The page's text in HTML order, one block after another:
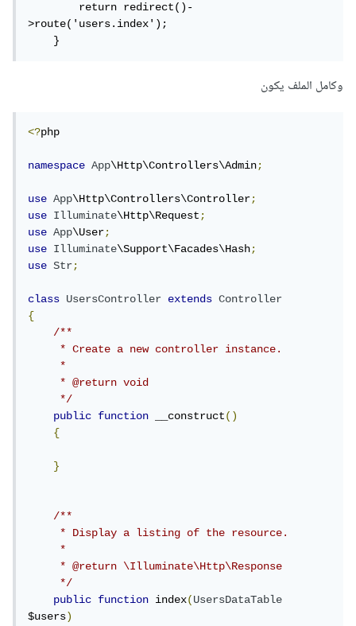
        return redirect()-
>route('users.index');
    }
وكامل الملف يكون
<?php
namespace App\Http\Controllers\Admin;
use App\Http\Controllers\Controller;
use
Illuminate\Http\Request;
use
App\User;
use
Illuminate\Support\Facades\Hash;
use
Str;
class UsersController extends
Controller
{
/**
     * Create a new controller instance.
     *
     * @return void
     */
public
function __construct()
{
}
/**
     * Display a listing of the resource.
     *
     * @return \Illuminate\Http\Response
     */
public
function index(UsersDataTable
$users)